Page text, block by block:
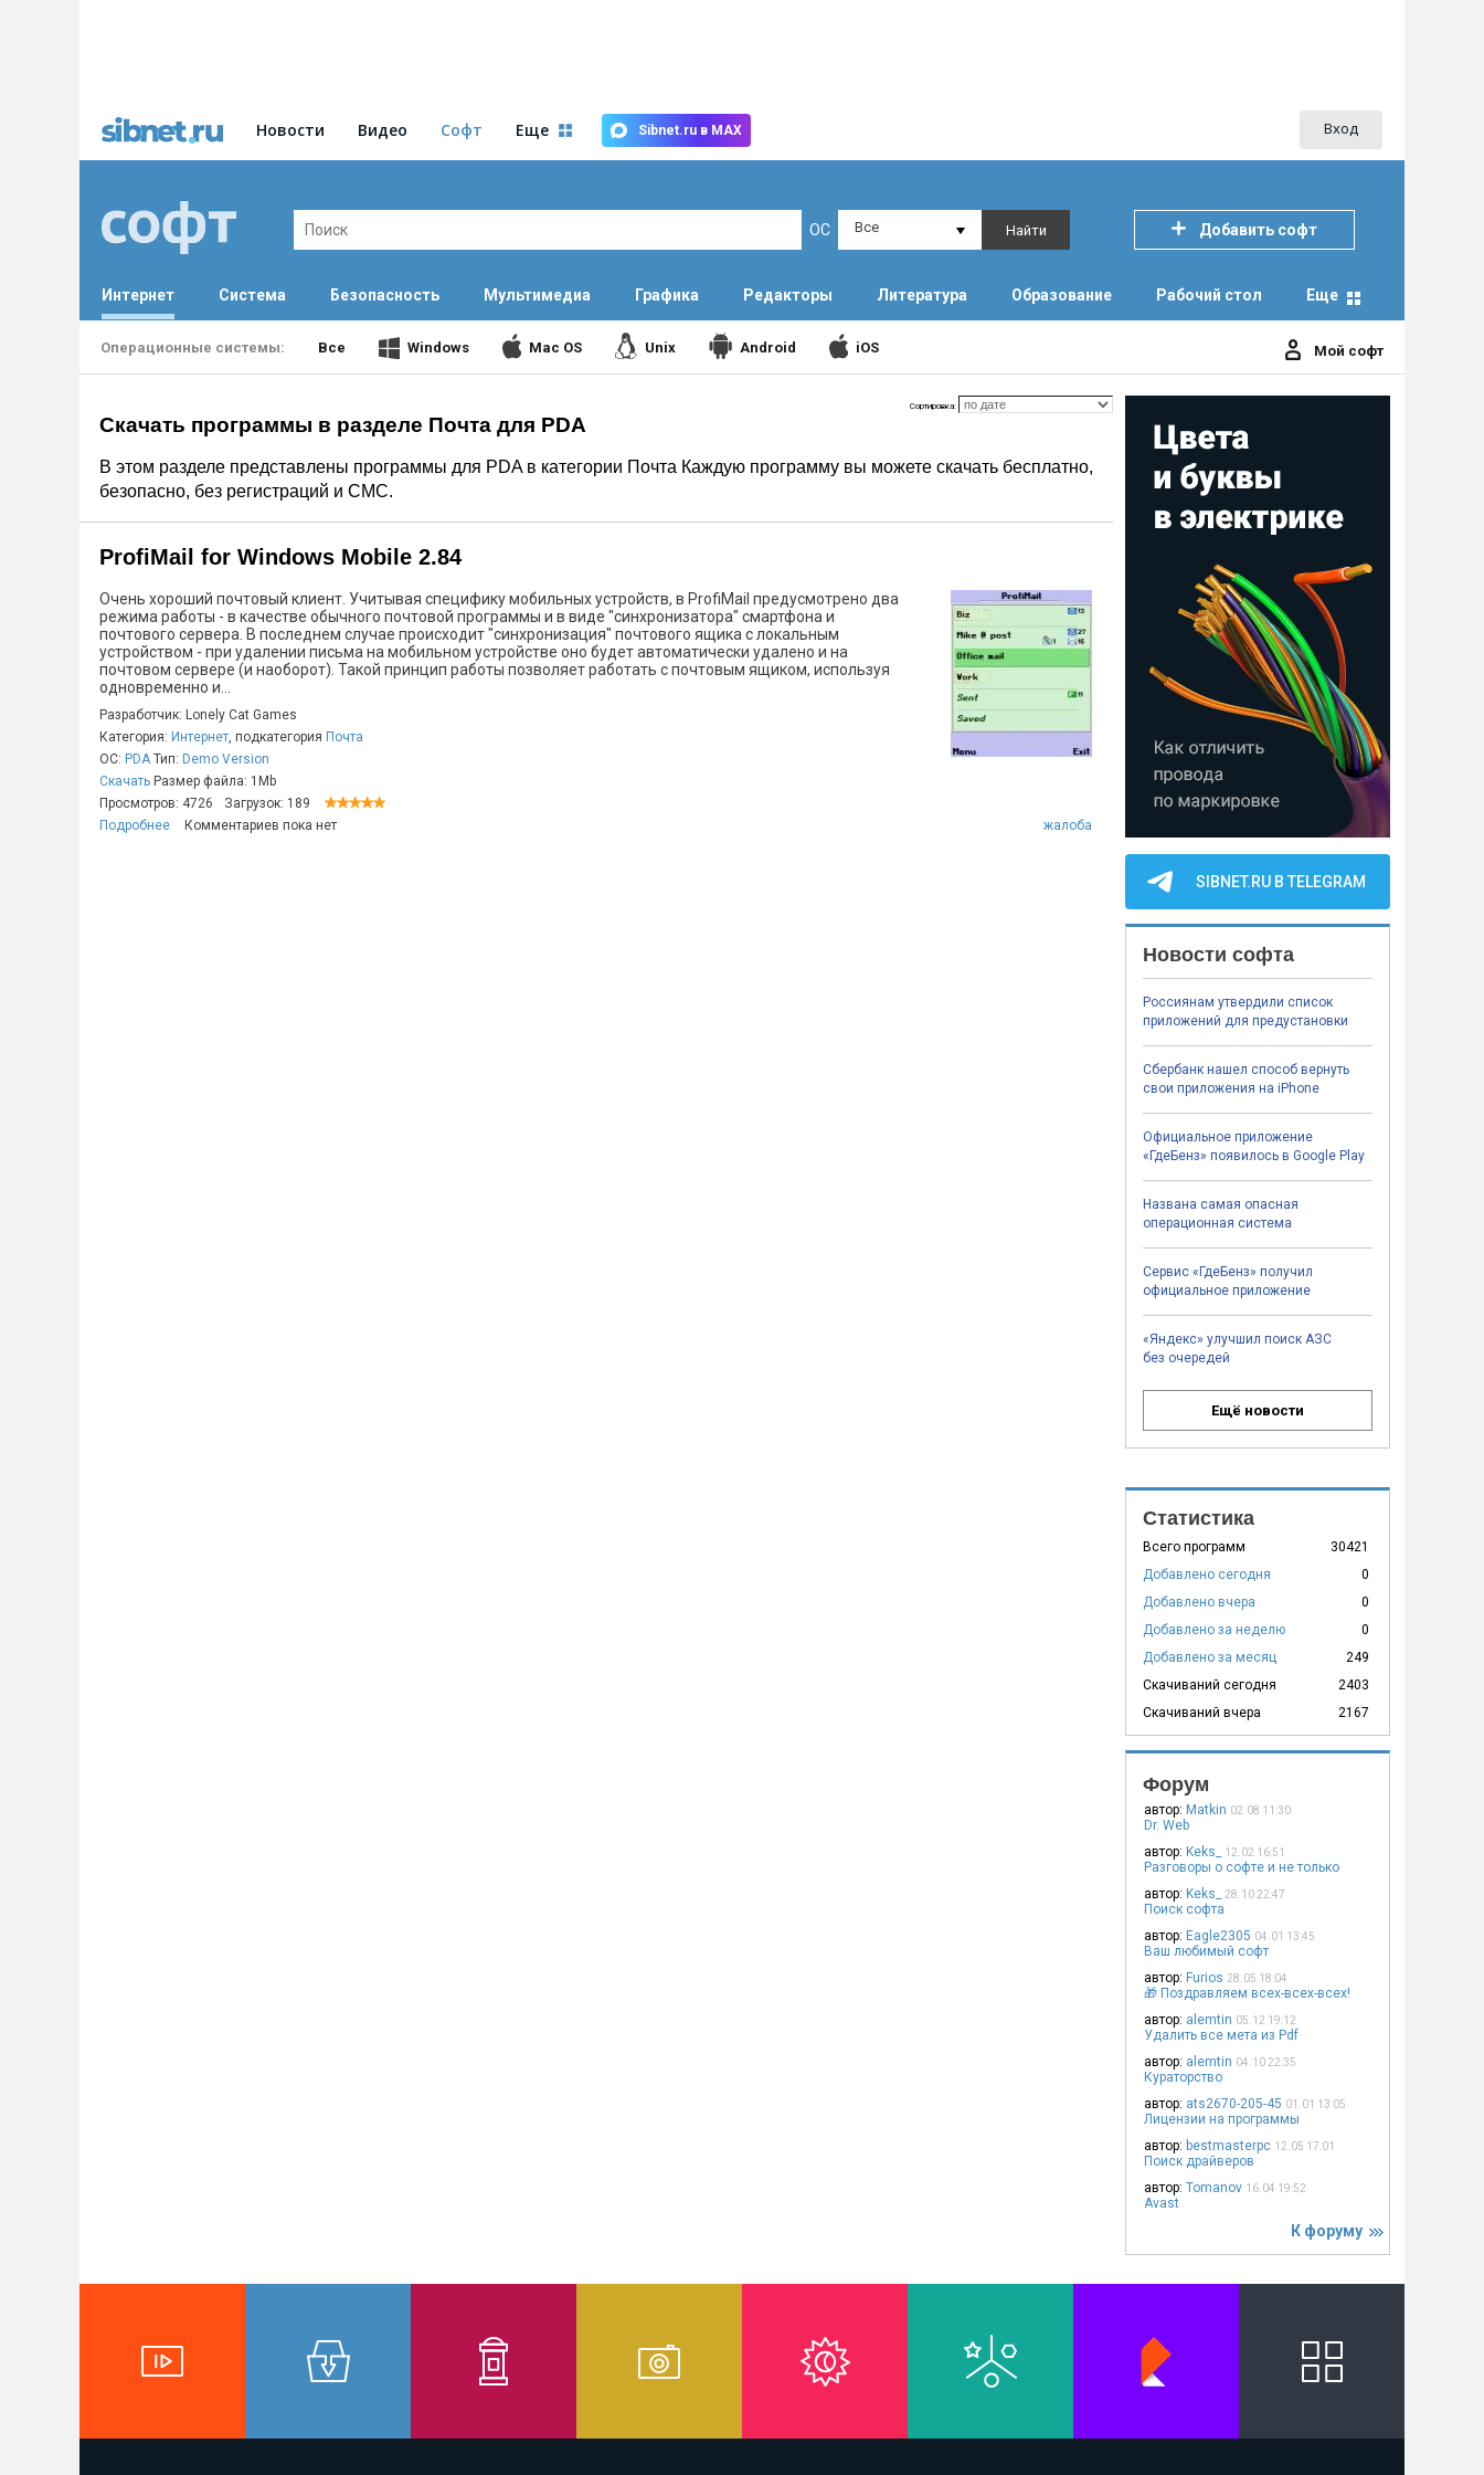
Новости Видео Софт Еще Sibnet.ru в MAX Вход
ОС Все Найти Добавить софт
Интернет Система Безопасность Мультимедиа Графика Редакторы Литература Образование Рабочий стол Еще
Все Windows Mac OS Unix Android iOS Мой софт
Сортировка:
Скачать программы в разделе Почта для PDA
В этом разделе представлены программы для PDA в категории Почта Каждую программу вы можете скачать бесплатно,
безопасно, без регистраций и СМС.
ProfiMail for Windows Mobile 2.84
Очень хороший почтовый клиент. Учитывая специфику мобильных устройств, в ProfiMail предусмотрено два
режима работы - в качестве обычного почтовой программы и в виде "синхронизатора" смартфона и
почтового сервера. В последнем случае происходит "синхронизация" почтового ящика с локальным
устройством - при удалении письма на мобильном устройстве оно будет автоматически удалено и на
почтовом сервере (и наоборот). Такой принцип работы позволяет работать с почтовым ящиком, используя
одновременно и...
Разработчик: Lonely Cat Games
Категория: Интернет, подкатегория Почта
ОС: PDAТип: Demo Version
Скачать Размер файла: 1Mb
Просмотров: 4726
Загрузок: 189
Подробнее
Комментариев пока нет жалоба
SIBNET.RU В TELEGRAM
Новости софта
Россиянам утвердили список
приложений для предустановки
Сбербанк нашел способ вернуть
свои приложения на iPhone
Официальное приложение
«ГдеБенз» появилось в Google Play
Названа самая опасная
операционная система
Сервис «ГдеБенз» получил
официальное приложение
«Яндекс» улучшил поиск АЗС
без очередей
Ещё новости
Статистика
Всего программ
30421
Добавлено сегодня
0
Добавлено вчера
0
Добавлено за неделю
0
Добавлено за месяц
249
Скачиваний сегодня
2403
Скачиваний вчера
2167
Форум
автор: Matkin 02.08 11:30
Dr. Web
автор: Keks_ 12.02 16:51
Разговоры о софте и не только
автор: Keks_ 28.10 22:47
Поиск софта
автор: Eagle2305 04.01 13:45
Ваш любимый софт
автор: Furios 28.05 18:04
🎁 Поздравляем всех-всех-всех!
автор: alemtin 05.12 19:12
Удалить все мета из Pdf
автор: alemtin 04.10 22:35
Кураторство
автор: ats2670-205-45 01.01 13:05
Лицензии на программы
автор: bestmasterpc 12.05 17:01
Поиск драйверов
автор: Tomanov 16.04 19:52
Avast
К форуму